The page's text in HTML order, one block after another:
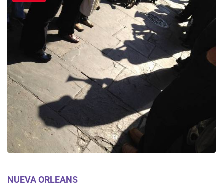
NUEVAORLEANS